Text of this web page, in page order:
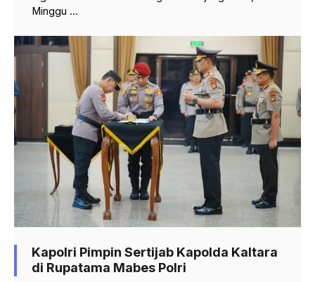
Minggu ...
Kapolri Pimpin Sertijab Kapolda Kaltara
di Rupatama Mabes Polri